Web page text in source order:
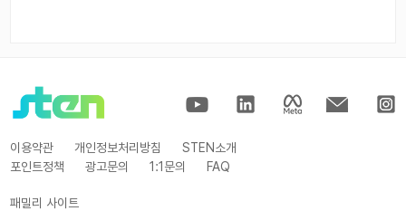
이용약관 개인정보처리방침
STEN소개
포인트정책
광고문의 1:1문의 FAQ
패밀리 사이트